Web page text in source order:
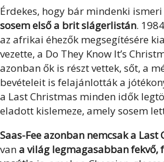
Érdekes, hogy bár mindenki
sosem első a brit slágerlistán.
az afrikai éhezők megsegítésére
vezette, a Do They Know It’s
azonban ők is részt vettek, sőt, a
bevételeit is felajánlották a
a Last Christmas minden idők
eladott kislemeze, amely sosem
Saas-Fee azonban nemcsak a
vana világ legmagasabban